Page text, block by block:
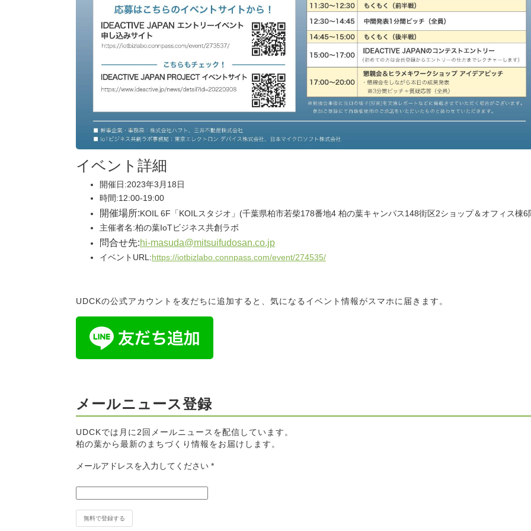
イベント詳細
開催日:2023年3月18日
時間:12:00-19:00
開催場所:KOIL 6F「KOILスタジオ」(千葉県柏市若柴178番地4 柏の葉キャンパス148街区2ショップ＆オフィス棟6
主催者名:柏の葉IoTビジネス共創ラボ
問合せ先:hi-masuda@mitsuifudosan.co.jp
イベントURL:https://iotbizlabo.connpass.com/event/274535/
UDCKの公式アカウントを友だちに追加すると、気になるイベント情報がスマホに届きます。
メールニュース登録
UDCKでは月に2回メールニュースを配信しています。
柏の葉から最新のまちづくり情報をお届けします。
メールアドレスを入力してください *